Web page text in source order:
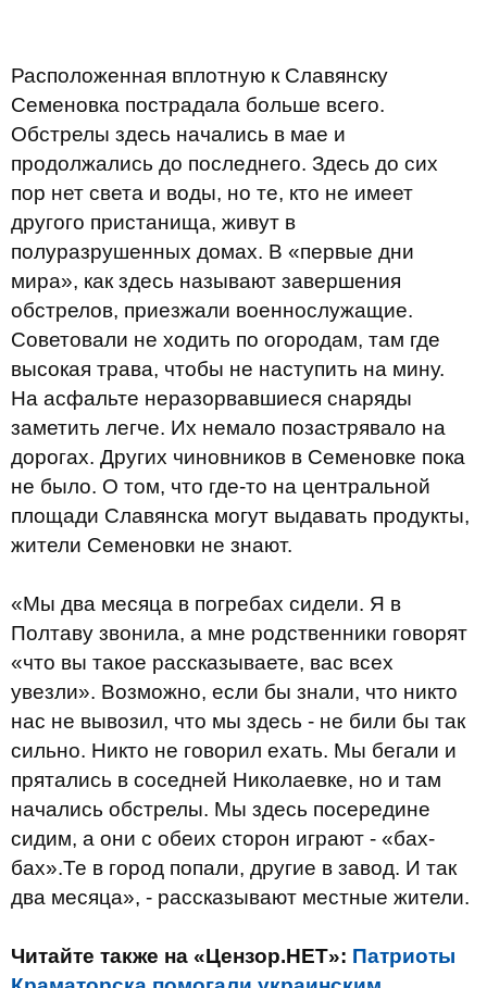
Расположенная вплотную к Славянску
Семеновка пострадала больше всего.
Обстрелы здесь начались в мае и
продолжались до последнего. Здесь до сих
пор нет света и воды, но те, кто не имеет
другого пристанища, живут в
полуразрушенных домах. В «первые дни
мира», как здесь называют завершения
обстрелов, приезжали военнослужащие.
Советовали не ходить по огородам, там где
высокая трава, чтобы не наступить на мину.
На асфальте неразорвавшиеся снаряды
заметить легче. Их немало позастрявало на
дорогах. Других чиновников в Семеновке пока
не было. О том, что где-то на центральной
площади Славянска могут выдавать продукты,
жители Семеновки не знают.
«Мы два месяца в погребах сидели. Я в
Полтаву звонила, а мне родственники говорят
«что вы такое рассказываете, вас всех
увезли». Возможно, если бы знали, что никто
нас не вывозил, что мы здесь - не били бы так
сильно. Никто не говорил ехать. Мы бегали и
прятались в соседней Николаевке, но и там
начались обстрелы. Мы здесь посередине
сидим, а они с обеих сторон играют - «бах-
бах».Те в город попали, другие в завод. И так
два месяца», - рассказывают местные жители.
Читайте также на «Цензор.НЕТ»: Патриоты